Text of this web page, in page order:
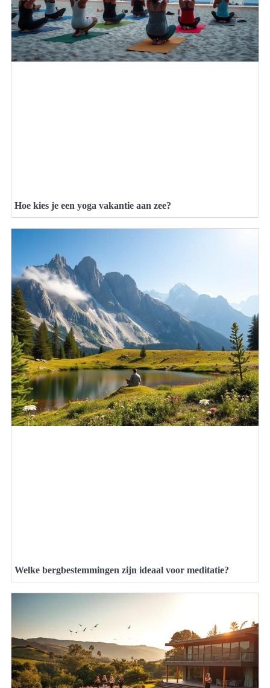
Hoe kies je een yoga vakantie aan zee?
Welke bergbestemmingen zijn ideaal voor meditatie?